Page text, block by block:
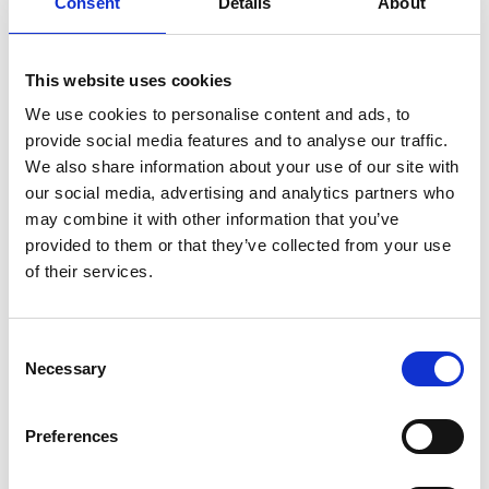
This website uses cookies
We use cookies to personalise content and ads, to
provide social media features and to analyse our traffic.
We also share information about your use of our site with
our social media, advertising and analytics partners who
may combine it with other information that you’ve
provided to them or that they’ve collected from your use
of their services.
Selection
Necessary
Preferences
l’imperatore ebbe una visione di Avalokitesvara, nel
1403.
Chi era quindi il quinto Karmapa, Deshin Shekpa? Quella
dei Karmapa è la prima linea dei Lama reincarnati
(quella che viene definita dai cinesi dei “Buddha
Viventi”), e Deshin Shekpa fu la quinta incarnazione
riconosciuta dopo Dusum Khyenpa. La sua base
operativa fu il monastero di Tsurphu vicino a Lhasa.
Le agiografie dei Karmapa sono piene di tratti
“Karmapa: The Black Hat Lama of Tibet”. L’aura di
l’imperatore Yongle invitò proprio il Karmapa e non gli
altri maestri. Tanto per fare un esempio di queste